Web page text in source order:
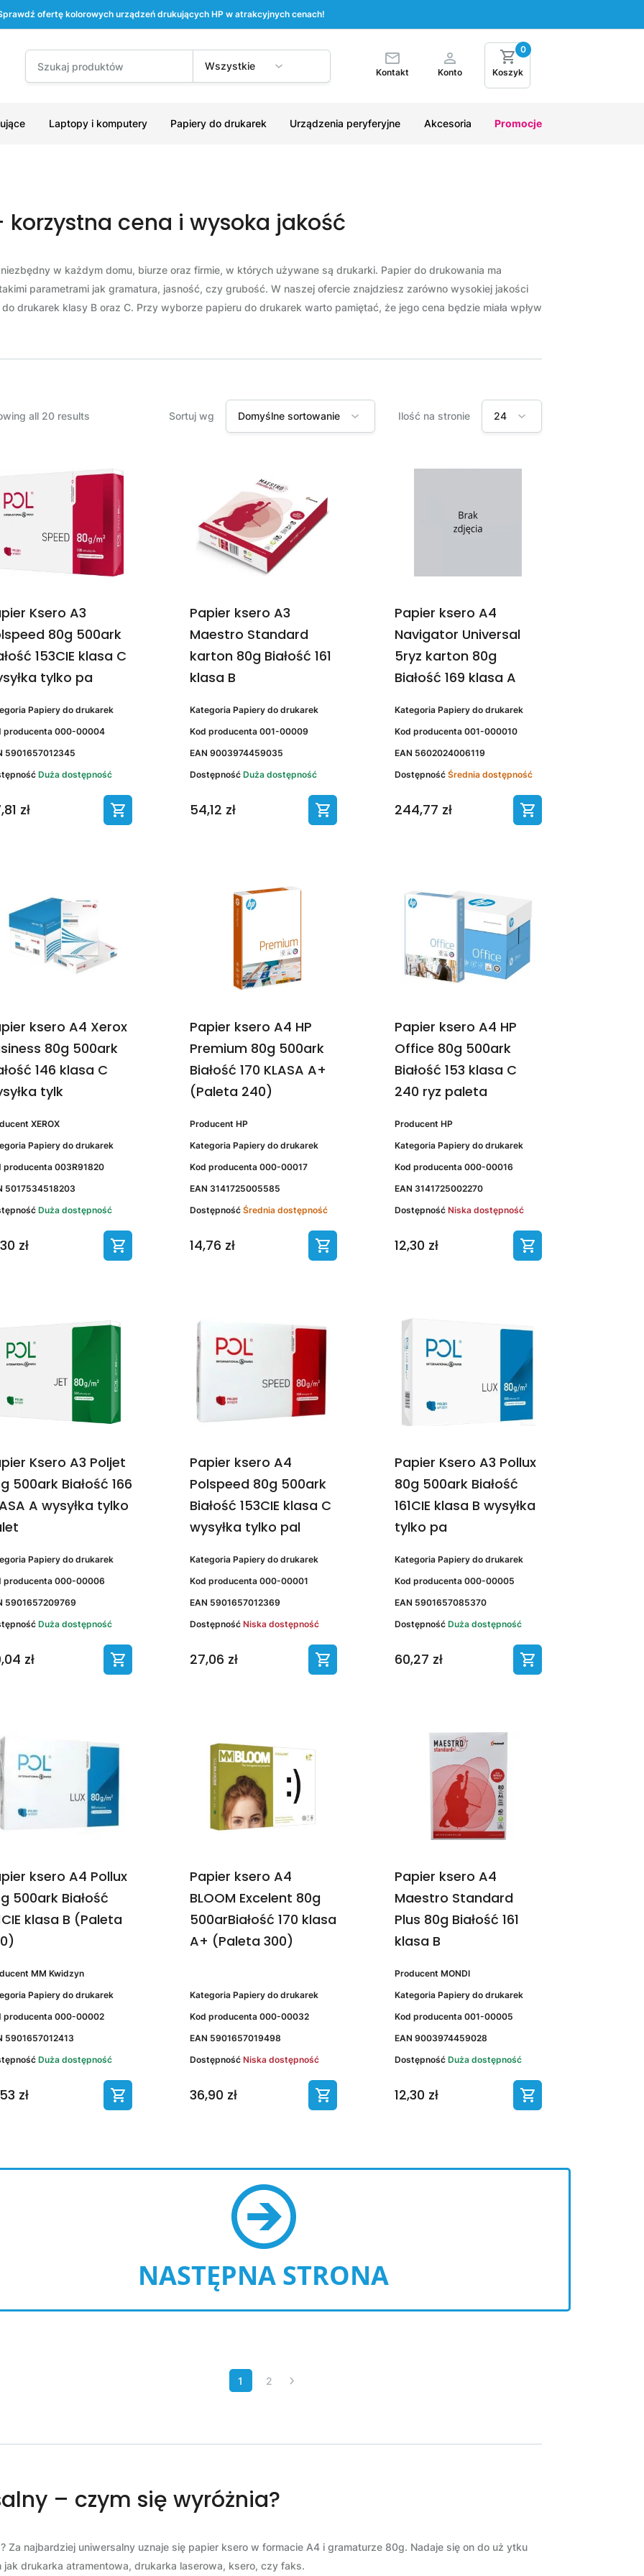
ofertę kolorowych urządzeń drukujących HP w atrakcyjnych cenach!
Wszystkie
Kontakt Konto Koszyk
0
Laptopy i komputery Papiery do drukarek Urządzenia peryferyjne Akcesoria Promocje
cena i wysoka jakość
w każdym domu, biurze oraz firmie, w których używane są drukarki. Papier do drukowania ma
parametrami jak gramatura, jasność, czy grubość. W naszej ofercie znajdziesz zarówno wysokiej jakości
drukarek klasy B oraz C. Przy wyborze papieru do drukarek warto pamiętać, że jego cena będzie miała wpływ
all 20 results Sortuj wg Domyślne sortowanie Ilość na stronie 24
Ksero A3
80g 500ark
153CIE klasa C
tylko pa
Papiery do drukarek
producenta000-00004
5901657012345
Duża dostępność
zł
Papier ksero A3
Maestro Standard
karton 80g Białość 161
klasa B
Kategoria Papiery do drukarek
Kod producenta 001-00009
EAN 9003974459035
Dostępność Duża dostępność
54,12 zł
Papier ksero A4
Navigator Universal
5ryz karton 80g
Białość 169 klasa A
Kategoria Papiery do drukarek
Kod producenta 001-000010
EAN 5602024006119
Dostępność Średnia dostępność
244,77 zł
ksero A4 Xerox
80g 500ark
146 klasa C
tylk
XEROX
Papiery do drukarek
producenta003R91820
5017534518203
Duża dostępność
zł
Papier ksero A4 HP
Premium 80g 500ark
Białość 170 KLASA A+
(Paleta 240)
Producent HP
Kategoria Papiery do drukarek
Kod producenta 000-00017
EAN 3141725005585
Dostępność Średnia dostępność
14,76 zł
Papier ksero A4 HP
Office 80g 500ark
Białość 153 klasa C
240 ryz paleta
Producent HP
Kategoria Papiery do drukarek
Kod producenta 000-00016
EAN 3141725002270
Dostępność Niska dostępność
12,30 zł
Ksero A3 Poljet
500ark Białość 166
A wysyłka tylko
Papiery do drukarek
producenta000-00006
5901657209769
Duża dostępność
zł
Papier ksero A4
Polspeed 80g 500ark
Białość 153CIE klasa C
wysyłka tylko pal
Kategoria Papiery do drukarek
Kod producenta 000-00001
EAN 5901657012369
Dostępność Niska dostępność
27,06 zł
Papier Ksero A3 Pollux
80g 500ark Białość
161CIE klasa B wysyłka
tylko pa
Kategoria Papiery do drukarek
Kod producenta 000-00005
EAN 5901657085370
Dostępność Duża dostępność
60,27 zł
ksero A4 Pollux
500ark Białość
klasa B (Paleta
MM Kwidzyn
Papiery do drukarek
producenta000-00002
5901657012413
Duża dostępność
zł
Papier ksero A4
BLOOM Excelent 80g
500arBiałość 170 klasa
A+ (Paleta 300)
Kategoria Papiery do drukarek
Kod producenta 000-00032
EAN 5901657019498
Dostępność Niska dostępność
36,90 zł
Papier ksero A4
Maestro Standard
Plus 80g Białość 161
klasa B
Producent MONDI
Kategoria Papiery do drukarek
Kod producenta 001-00005
EAN 9003974459028
Dostępność Duża dostępność
12,30 zł
NASTĘPNA STRONA
1 2
– czym się wyróżnia?
Za najbardziej uniwersalny uznaje się papier ksero w formacie A4 i gramaturze 80g. Nadaje się on do uż ytku
drukarka atramentowa, drukarka laserowa, ksero, czy faks.